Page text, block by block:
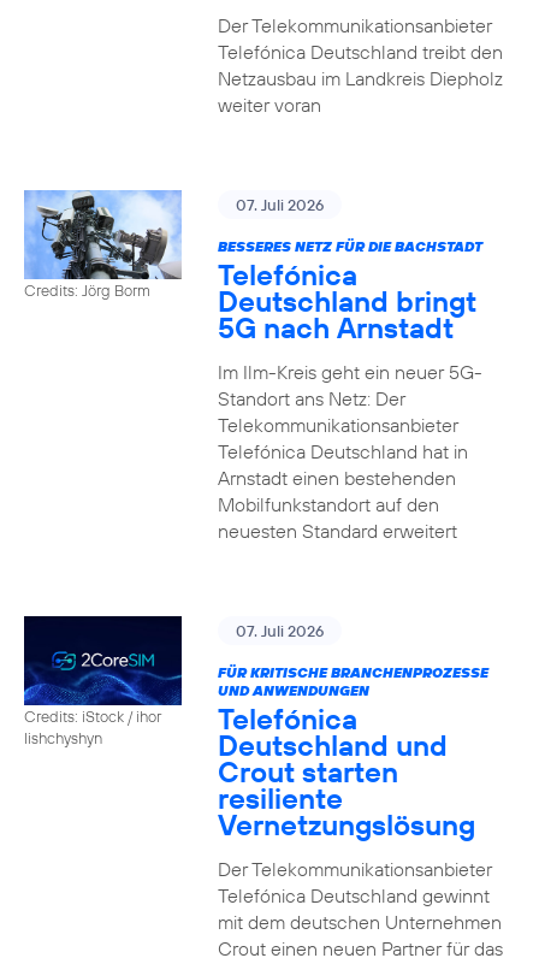
Der Telekommunikationsanbieter
Telefónica Deutschland treibt den
Netzausbau im Landkreis Diepholz
weiter voran
Credits: Jörg Borm
07. Juli 2026
BESSERES NETZ FÜR DIE BACHSTADT
Telefónica
Deutschland bringt
5G nach Arnstadt
Im Ilm-Kreis geht ein neuer 5G-
Standort ans Netz: Der
Telekommunikationsanbieter
Telefónica Deutschland hat in
Arnstadt einen bestehenden
Mobilfunkstandort auf den
neuesten Standard erweitert
Credits: iStock / ihor
lishchyshyn
07. Juli 2026
FÜR KRITISCHE BRANCHENPROZESSE
UND ANWENDUNGEN
Telefónica
Deutschland und
Crout starten
resiliente
Vernetzungslösung
Der Telekommunikationsanbieter
Telefónica Deutschland gewinnt
mit dem deutschen Unternehmen
Crout einen neuen Partner für das